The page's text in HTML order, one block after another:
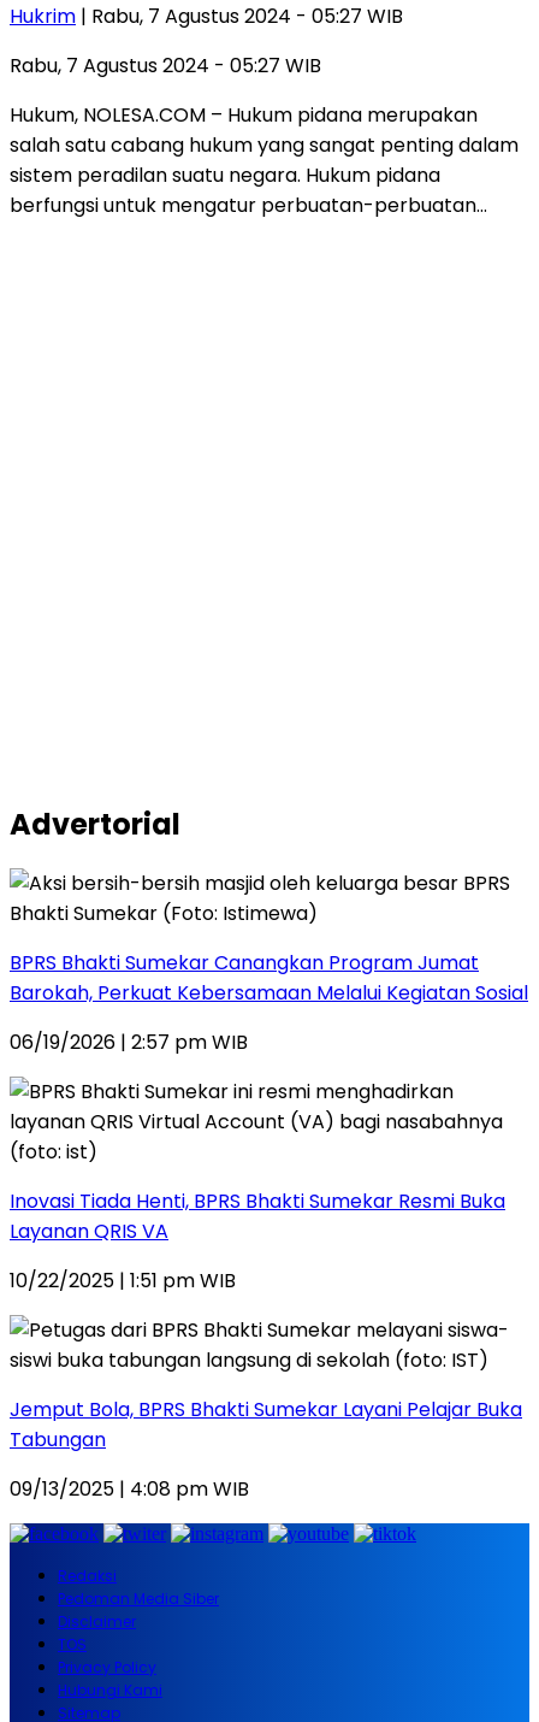
Hukrim | Rabu, 7 Agustus 2024 - 05:27 WIB
Rabu, 7 Agustus 2024 - 05:27 WIB
Hukum, NOLESA.COM – Hukum pidana merupakan
salah satu cabang hukum yang sangat penting dalam
sistem peradilan suatu negara. Hukum pidana
berfungsi untuk mengatur perbuatan-perbuatan…
Advertorial
BPRS Bhakti Sumekar Canangkan Program Jumat
Barokah, Perkuat Kebersamaan Melalui Kegiatan Sosial
06/19/2026 | 2:57 pm WIB
Inovasi Tiada Henti, BPRS Bhakti Sumekar Resmi Buka
Layanan QRIS VA
10/22/2025 | 1:51 pm WIB
Jemput Bola, BPRS Bhakti Sumekar Layani Pelajar Buka
Tabungan
09/13/2025 | 4:08 pm WIB
Redaksi
Pedoman Media Siber
Disclaimer
TOS
Privacy Policy
Hubungi Kami
Sitemap